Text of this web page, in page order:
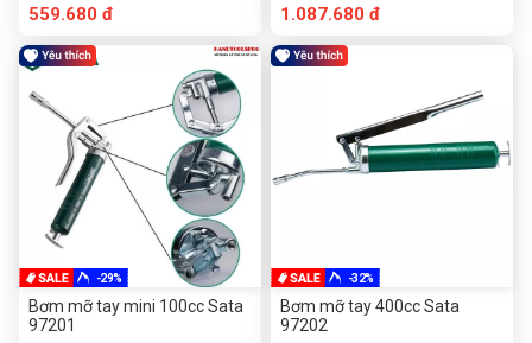
559.680 đ
-29%
Bơm mỡ tay mini 100cc Sata
97201
1.087.680 đ
-32%
Bơm mỡ tay 400cc Sata
97202